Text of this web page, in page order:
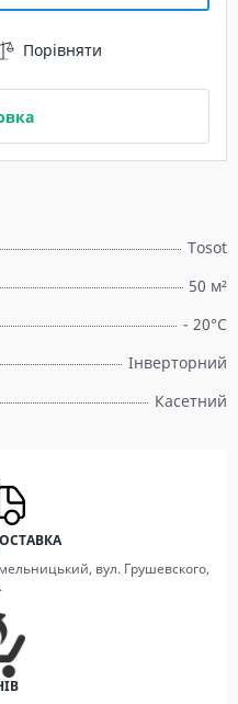
Tosot
50 м²
- 20°C
Інверторний
Касетний
Порівняти
вул. Грушевского,